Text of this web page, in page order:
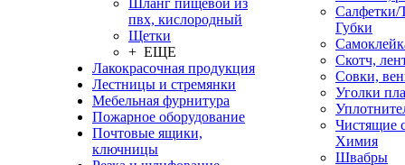
Шланг пищевой из
пвх, кислородный
Щетки
+ ЕЩЕ
Лакокрасочная продукция
Лестницы и стремянки
Мебельная фурнитура
Пожарное оборудование
Почтовые ящики,
ключницы
Салфетки/
Губки
Скотч,
Совки,
Уголки
Чистящие
Химия
Швабры